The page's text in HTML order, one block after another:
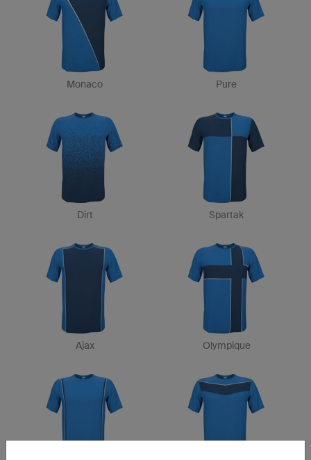
Monaco Pure
Dirt Spartak
Ajax Olympique